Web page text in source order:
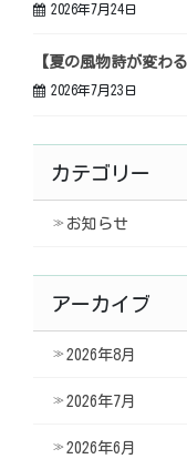
2026年7月24日
【夏の風物詩が変わ
2026年7月23日
カテゴリー
お知らせ
アーカイブ
2026年8月
2026年7月
2026年6月